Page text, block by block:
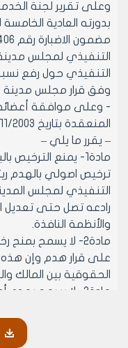
وعلى تقرير لجنة
التنفيذي لمجلس
وفق قرار مجلس مدينة حلب رقم
المنعقدة بتاريخ 29/11/2003 من دورته العادية الخامسة
– يقرر ما يلي –
مادة1- يمنع
ترخيص اصولي بالهدم
التنفيذي لمجلس
رادعه تصل حتى تعديل
والأنظمة النافذة.
مادة2- لا يسمح
على قرار هدم وإن هذه
الحقوقية بين المالك
مادة3- لا يسمح
والأنظمة النافذة وفي
الموافقة على هدمه